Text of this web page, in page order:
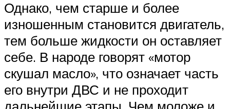
Однако, чем старше и более
изношенным становится двигатель,
тем больше жидкости он оставляет
себе. В народе говорят «мотор
скушал масло», что означает часть
его внутри ДВС и не проходит